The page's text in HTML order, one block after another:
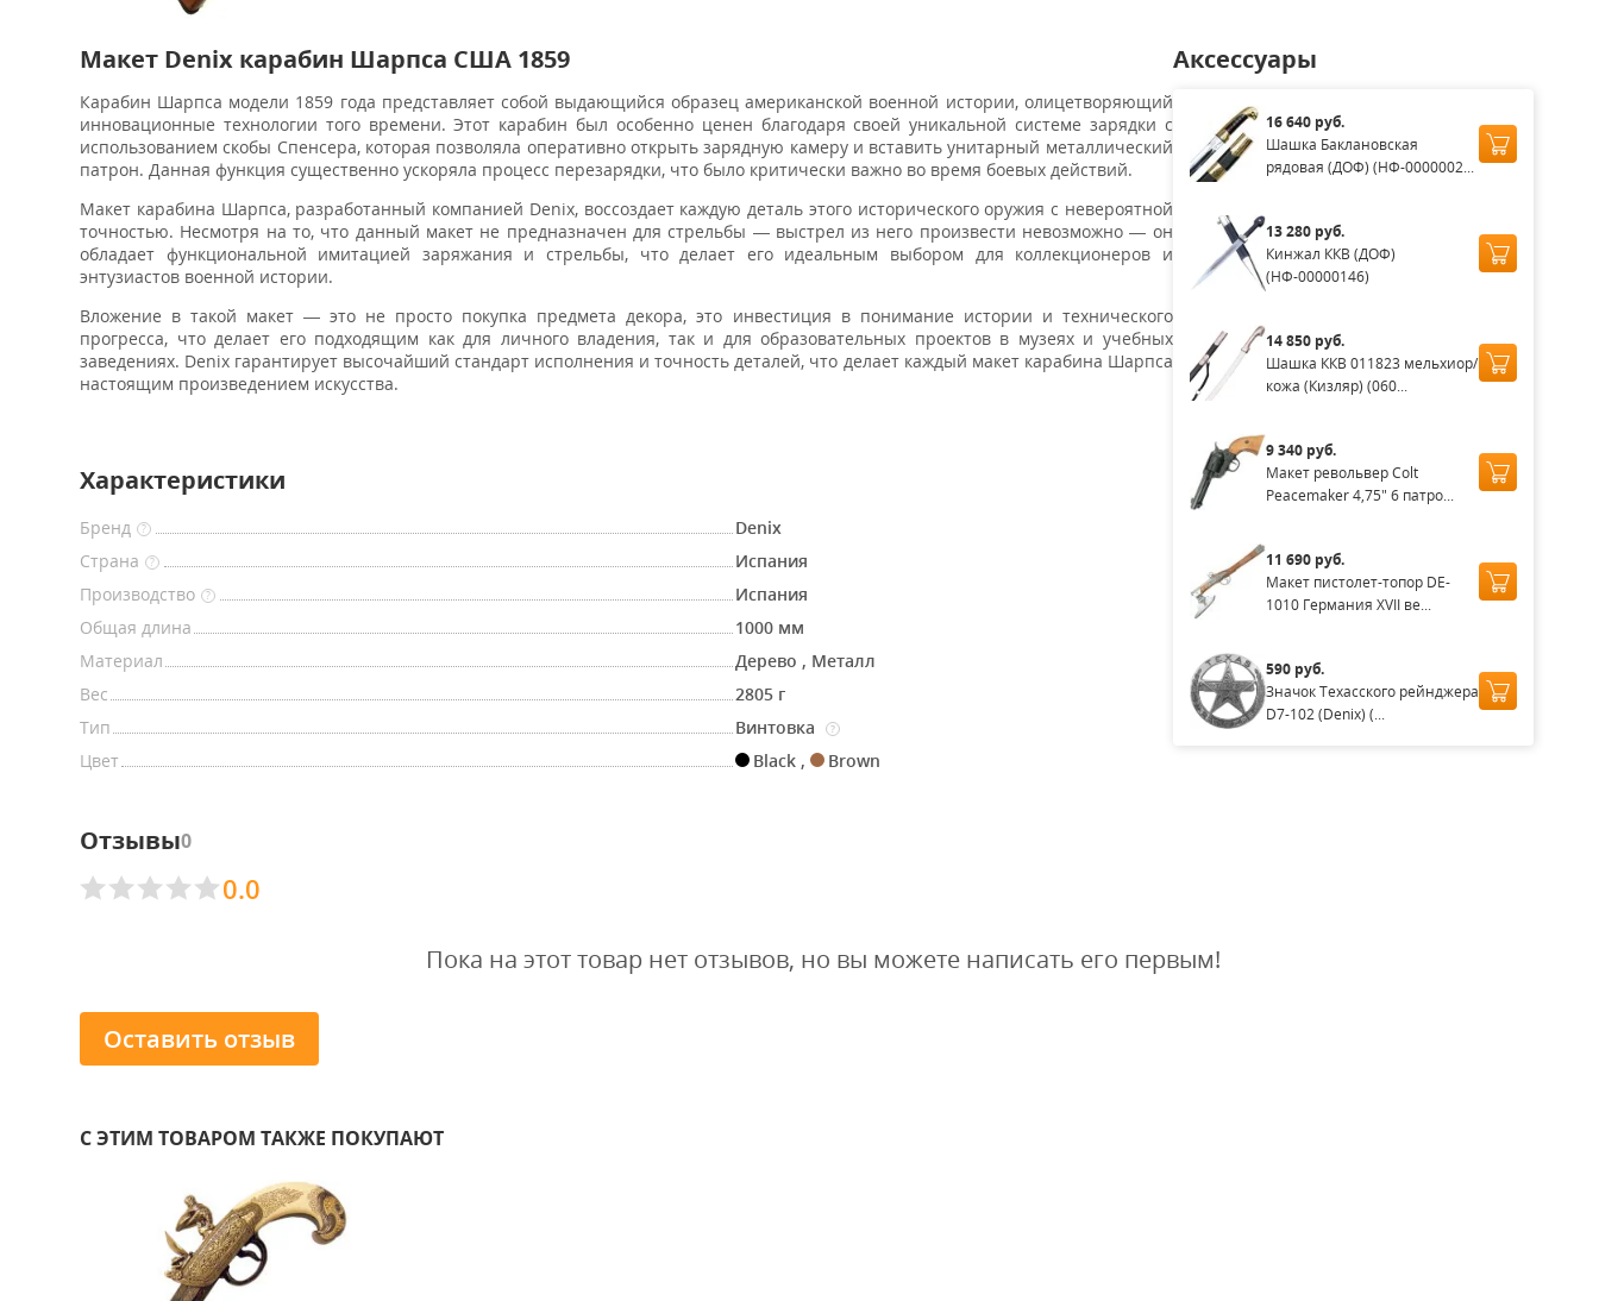
Макет Denix карабин Шарпса США 1859
Карабин Шарпса модели 1859 года представляет собой выдающийся образец американской военной истории, олицетворяющий
инновационные технологии того времени. Этот карабин был особенно ценен благодаря своей уникальной системе зарядки с
использованием скобы Спенсера, которая позволяла оперативно открыть зарядную камеру и вставить унитарный металлический
патрон. Данная функция существенно ускоряла процесс перезарядки, что было критически важно во время боевых действий.
Макет карабина Шарпса, разработанный компанией Denix, воссоздает каждую деталь этого исторического оружия с невероятной
точностью. Несмотря на то, что данный макет не предназначен для стрельбы — выстрел из него произвести невозможно — он
обладает функциональной имитацией заряжания и стрельбы, что делает его идеальным выбором для коллекционеров и
энтузиастов военной истории.
Вложение в такой макет — это не просто покупка предмета декора, это инвестиция в понимание истории и технического
прогресса, что делает его подходящим как для личного владения, так и для образовательных проектов в музеях и учебных
заведениях. Denix гарантирует высочайший стандарт исполнения и точность деталей, что делает каждый макет карабина Шарпса
настоящим произведением искусства.
Характеристики
Бренд ?
Denix
Страна
?
Испания
Производство
?
Испания
Общая длина
1000 мм
Материал
Дерево , Металл
Вес
2805 г
Тип
Винтовка ?
Цвет Black , Brown
Аксессуары
16 640 руб.
Шашка Баклановская
рядовая (ДОФ) (НФ-0000002...
13 280 руб.
Кинжал ККВ (ДОФ)
(НФ-00000146)
14 850 руб.
Шашка ККВ 011823 мельхиор/
кожа (Кизляр) (060...
9 340 руб.
Макет револьвер Colt
Peacemaker 4,75" 6 патро...
11 690 руб.
Макет пистолет-топор DE-
1010 Германия XVII ве...
590 руб.
Значок Техасского рейнджера
D7-102 (Denix) (...
Отзывы0
0.0
Пока на этот товар нет отзывов, но вы можете написать его первым!
Оставить отзыв
С ЭТИМ ТОВАРОМ ТАКЖЕ ПОКУПАЮТ